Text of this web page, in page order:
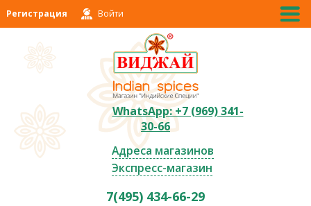
Регистрация Войти
WhatsApp: +7 (969) 341-
30-66
Адреса магазинов
Экспресс-магазин
7(495) 434-66-29